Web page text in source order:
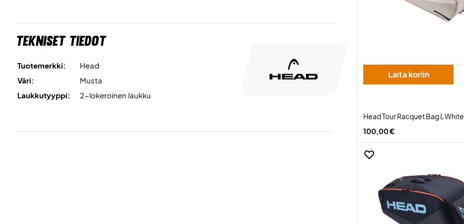
Tekniset tiedot
Tuotemerkki:
Head
Väri:
Musta
Laukkutyyppi:
2-lokeroinen laukku
Laita koriin
Head Tour Racquet Bag L White
100,00 €